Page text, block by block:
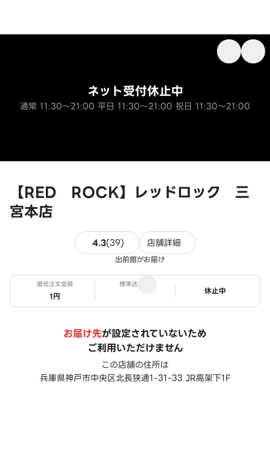
【RED ROCK】レッドロック 三
宮本店
ネット受付休止中
通常 11:30～21:00 平日 11:30～21:00 祝日 11:30～21:00
4.3(39)39件のレビュー
店舗詳細
出前館がお届け
最低注文金額
1円
標準送料
ステータス
休止中
お届け先が設定されていないため
ご利用いただけません
この店舗の住所は
兵庫県神戸市中央区北長狭通1-31-33 JR高架下1F